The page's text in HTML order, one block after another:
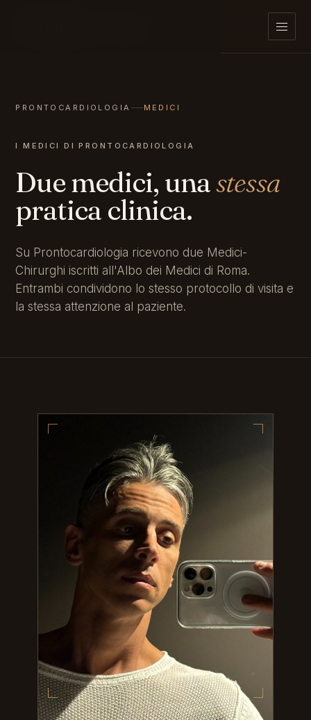
PRONTOCARDIOLOGIA MEDICI
I MEDICI DI PRONTOCARDIOLOGIA
Due medici, unastessa
pratica clinica.
Su Prontocardiologia ricevono due Medici-
Chirurghi iscritti all'Albo dei Medici di Roma.
Entrambi condividono lo stesso protocollo di visita e
la stessa attenzione al paziente.